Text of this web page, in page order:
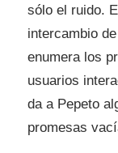
sólo el ruido.
intercambio
enumera los
usuarios
da a Pepeto
promesas